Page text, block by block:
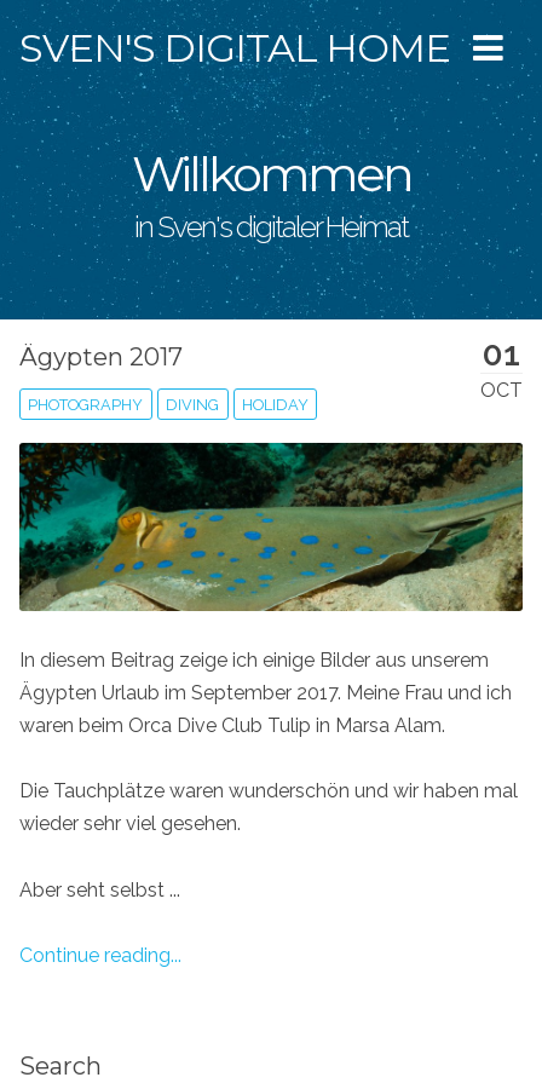
SVEN'S DIGITAL HOME
Willkommen
in Sven's digitaler Heimat
01
OCT
Ägypten 2017
PHOTOGRAPHY DIVING HOLIDAY
In diesem Beitrag zeige ich einige Bilder aus unserem
Ägypten Urlaub im September 2017. Meine Frau und ich
waren beim Orca Dive Club Tulip in Marsa Alam.
Die Tauchplätze waren wunderschön und wir haben mal
wieder sehr viel gesehen.
Aber seht selbst ...
Continue reading...
Search